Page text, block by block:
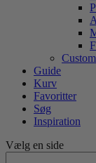
Guide
Kurv
Favoritter
Søg
Inspiration
Vælg en side